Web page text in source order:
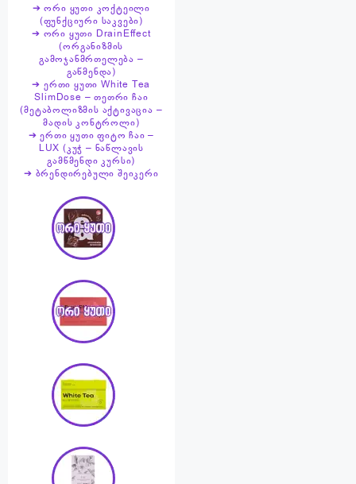
➔ ორი ყუთი კოქტეილი
(ფუნქციური საკვები)
➔ ორი ყუთი DrainEffect
(ორგანიზმის
გამოჯანმრთელება –
გაწმენდა)
➔ ერთი ყუთი White Tea
SlimDose – თეთრი ჩაი
(მეტაბოლიზმის აქტივაცია –
მადის კონტროლი)
➔ ერთი ყუთი ფიტო ჩაი –
LUX (კუჭ – ნაწლავის
გამწმენდი კურსი)
➔ ბრენდირებული შეიკერი